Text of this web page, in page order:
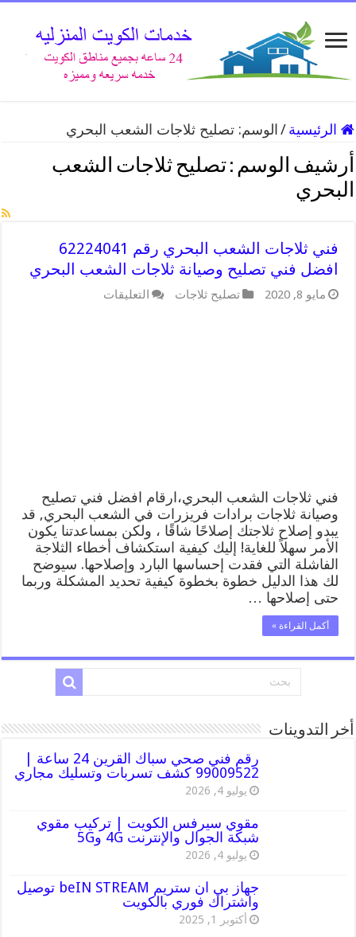
الرئيسية / الوسم:تصليح ثلاجات الشعب البحري
أرشيف الوسم :تصليح ثلاجات الشعب
البحري
فني ثلاجات الشعب البحري رقم 62224041
افضل فني تصليح وصيانة ثلاجات الشعب البحري
مايو 8, 2020 تصليح ثلاجات التعليقات
مغلقة
فني ثلاجات الشعب البحري،ارقام افضل فني تصليح
وصيانة ثلاجات برادات فريزرات في الشعب البحري, قد
يبدو إصلاح ثلاجتك إصلاحًا شاقًا ، ولكن بمساعدتنا يكون
الأمر سهلاً للغاية! إليك كيفية استكشاف أخطاء الثلاجة
الفاشلة التي فقدت إحساسها البارد وإصلاحها. سيوضح
لك هذا الدليل خطوة بخطوة كيفية تحديد المشكلة وربما
حتى إصلاحها …
أكمل القراءة »
أخر التدوينات
رقم فني صحي سباك القرين 24 ساعة |
99009522 كشف تسربات وتسليك مجاري
يوليو 4, 2026
مقوي سيرفس الكويت | تركيب مقوي
شبكة الجوال والإنترنت 4G و5G
يوليو 4, 2026
جهاز بي ان ستريم beIN STREAM توصيل
واشتراك فوري بالكويت
أكتوبر 1, 2025